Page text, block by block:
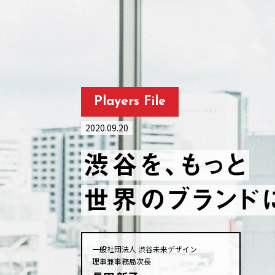
Players File
2020.09.20
渋谷を、もっと
世界のブランド
一般社団法人 渋谷未来デザイン
理事兼事務局次長